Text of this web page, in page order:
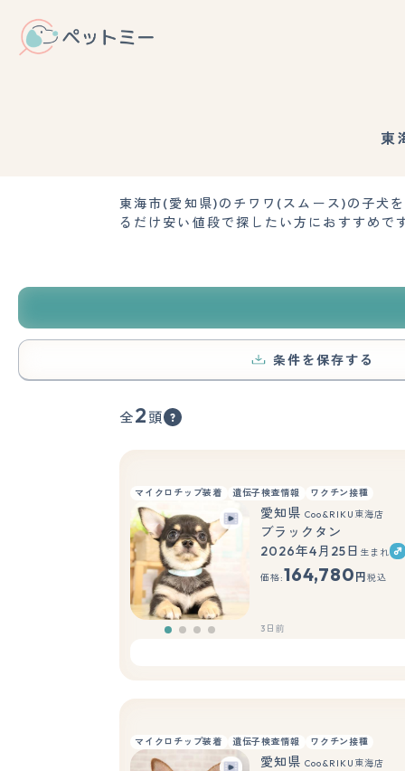
東
東海市(愛知県)のチワワ(スムース)の子犬
るだけ安い値段で探したい方におすすめで
条件を保存する
全2 頭
マイクロチップ装着 遺伝子検査情報 ワクチン接種
愛知県 Coo&RIKU東海店
ブラックタン
2026年4月25日 生まれ
価格:164,780 円 税込
3日前
マイクロチップ装着 遺伝子検査情報 ワクチン接種
愛知県 Coo&RIKU東海店